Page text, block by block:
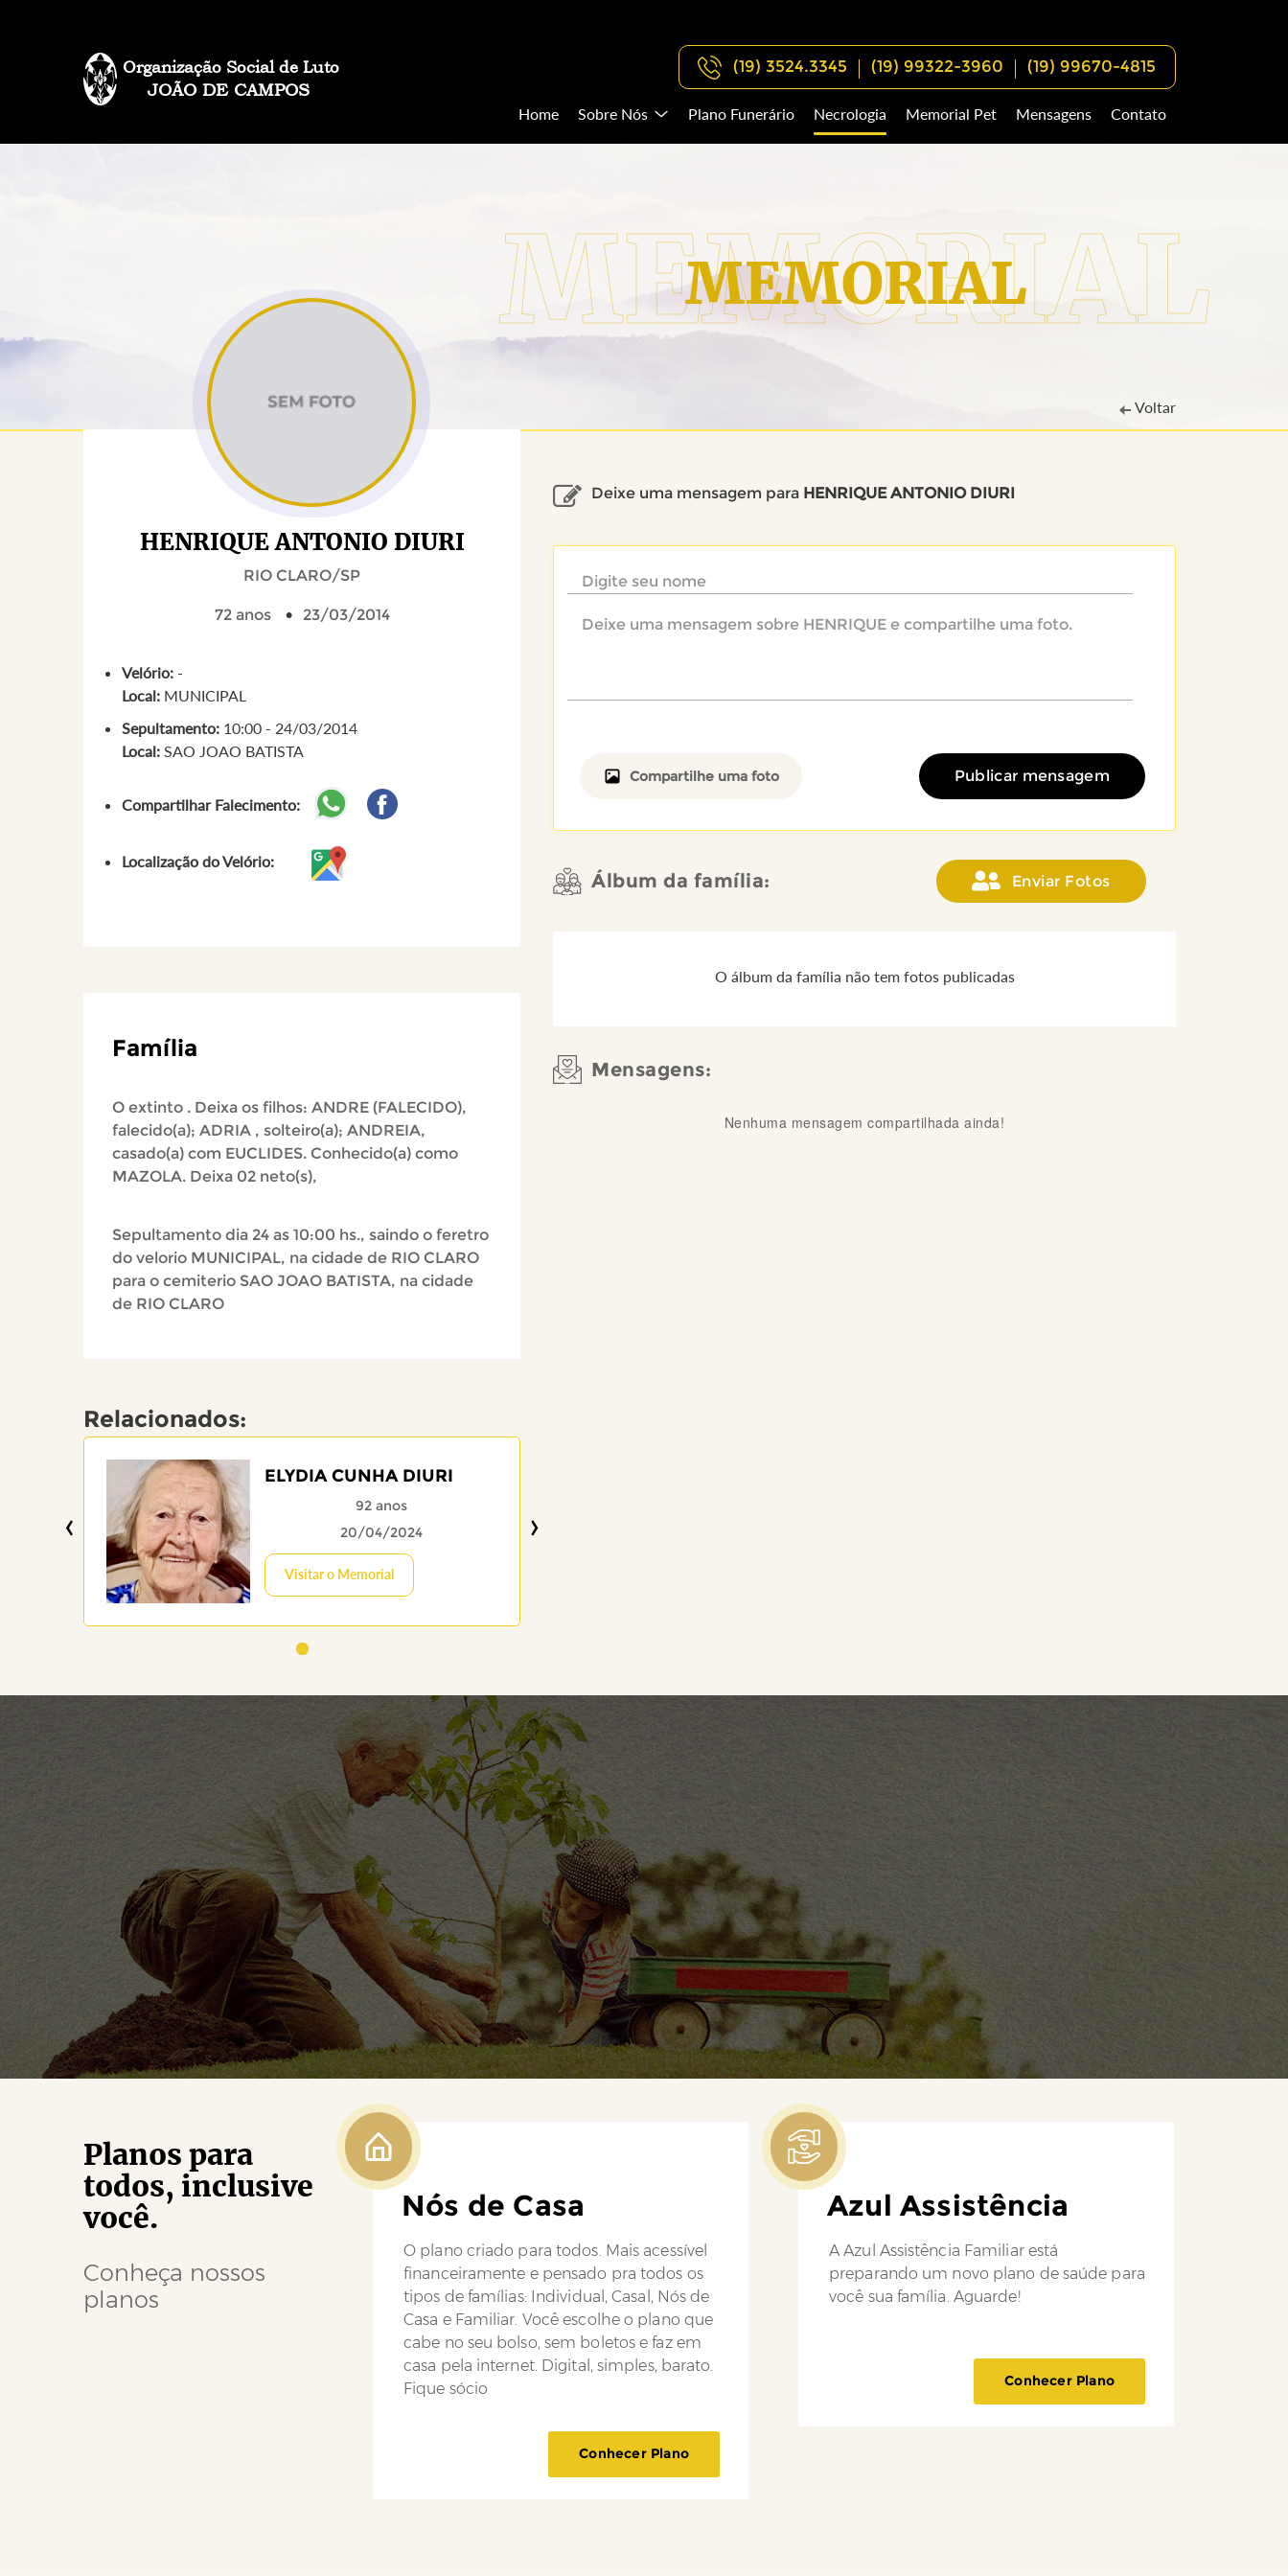
(19) 3524.3345 (19) 99322-3960 (19) 99670-4815
JOÃO DE CAMPOS
Organização Social de Luto
Home Sobre Nós Plano Funerário Necrologia Memorial Pet Mensagens Contato
MEMORIAL
Voltar
HENRIQUE ANTONIO DIURI
RIO CLARO/SP
72 anos 23/03/2014
Velório: -
Local: MUNICIPAL
Sepultamento: 10:00 - 24/03/2014
Local: SAO JOAO BATISTA
Compartilhar Falecimento:
Localização do Velório:
Família
O extinto . Deixa os filhos: ANDRE (FALECIDO),
falecido(a); ADRIA , solteiro(a); ANDREIA,
casado(a) com EUCLIDES. Conhecido(a) como
MAZOLA. Deixa 02 neto(s),
Sepultamento dia 24 as 10:00 hs., saindo o feretro
do velorio MUNICIPAL, na cidade de RIO CLARO
para o cemiterio SAO JOAO BATISTA, na cidade
de RIO CLARO
Relacionados:
ELYDIA CUNHA DIURI
92 anos
20/04/2024
Visitar o Memorial
‹ ›
Deixe uma mensagem para HENRIQUE ANTONIO DIURI
Compartilhe uma foto Publicar mensagem
Álbum da família: Enviar Fotos
O álbum da família não tem fotos publicadas
Mensagens:
Nenhuma mensagem compartilhada ainda!
Planos para
todos, inclusive
você.
Conheça nossos
planos
Nós de Casa
O plano criado para todos. Mais acessível
financeiramente e pensado pra todos os
tipos de famílias: Individual, Casal, Nós de
Casa e Familiar. Você escolhe o plano que
cabe no seu bolso, sem boletos e faz em
casa pela internet. Digital, simples, barato.
Fique sócio
Conhecer Plano
Azul Assistência
A Azul Assistência Familiar está
preparando um novo plano de saúde para
você sua família. Aguarde!
Conhecer Plano